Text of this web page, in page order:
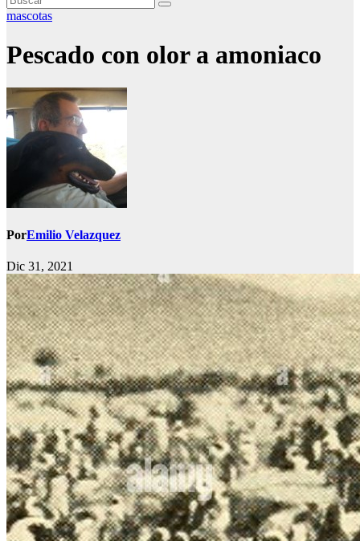
mascotas
Pescado con olor a amoniaco
PorEmilio Velazquez
Dic 31, 2021